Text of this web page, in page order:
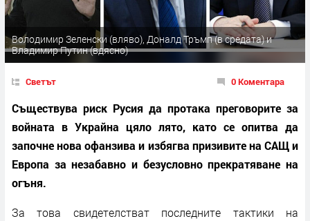
Володимир Зеленски (вляво), Доналд Тръмп (в средата) и
Владимир Путин (вдясно)
Светът 0 Коментара
Съществува риск Русия да протака преговорите за
войната в Украйна цяло лято, като се опитва да
започне нова офанзива и избягва призивите на САЩ и
Европа за незабавно и безусловно прекратяване на
огъня.
За това свидетелстват последните тактики на